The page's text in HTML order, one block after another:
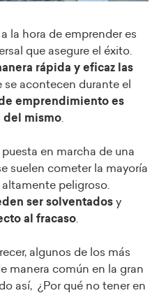
la hora de emprender es
que asegure el éxito.
rápida y eficaz las
se acontecen durante el
emprendimiento es
del mismo.
en marcha de una
suelen cometer la mayoría
altamente peligroso.
ser solventados y
al fracaso.
algunos de los más
manera común en la gran
así, ¿Por qué no tener en